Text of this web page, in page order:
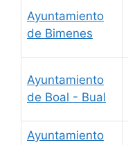
Ayuntamiento
de Bimenes
Ayuntamiento
de Boal - Bual
Ayuntamiento